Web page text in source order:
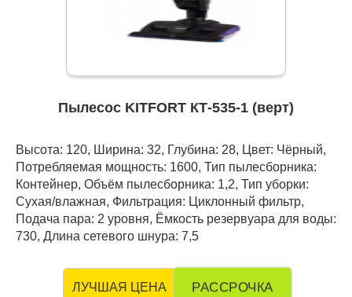
Пылесос KITFORT КТ-535-1 (верт)
Высота: 120, Ширина: 32, Глубина: 28, Цвет: Чёрный,
Потребляемая мощность: 1600, Тип пылесборника:
Контейнер, Объём пылесборника: 1,2, Тип уборки:
Сухая/влажная, Фильтрация: Циклонный фильтр,
Подача пара: 2 уровня, Ёмкость резервуара для воды:
730, Длина сетевого шнура: 7,5
ЛУЧШАЯ ЦЕНА РАССРОЧКА